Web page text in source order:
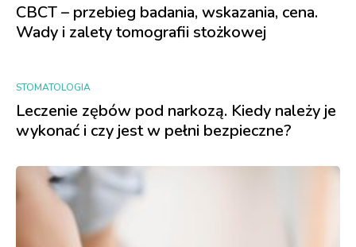
CBCT – przebieg badania, wskazania, cena.
Wady i zalety tomografii stożkowej
STOMATOLOGIA
Leczenie zębów pod narkozą. Kiedy należy je
wykonać i czy jest w pełni bezpieczne?